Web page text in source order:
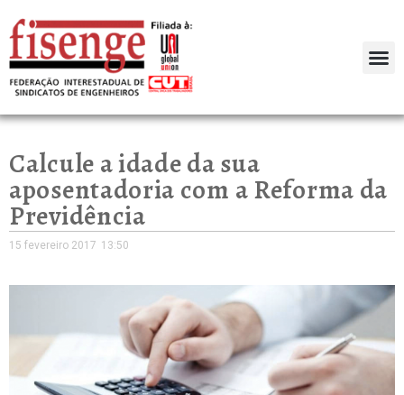
Calcule a idade da sua
aposentadoria com a Reforma da
Previdência
15 fevereiro 2017 13:50